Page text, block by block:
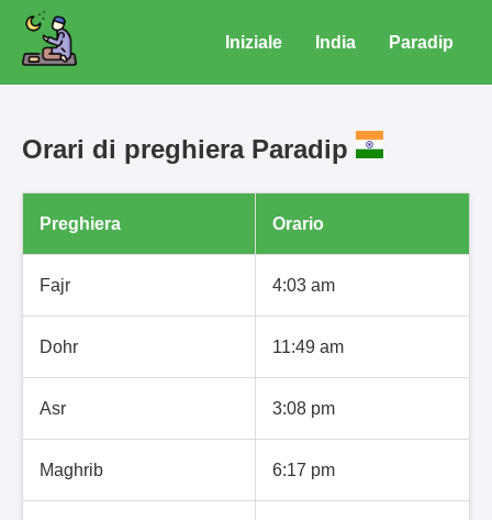
Iniziale India Paradip
Orari di preghiera Paradip
Preghiera Orario
Fajr 4:03 am
Dohr 11:49 am
Asr 3:08 pm
Maghrib 6:17 pm